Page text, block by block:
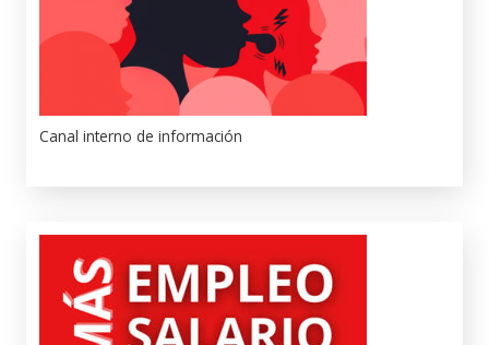
Canal interno de información